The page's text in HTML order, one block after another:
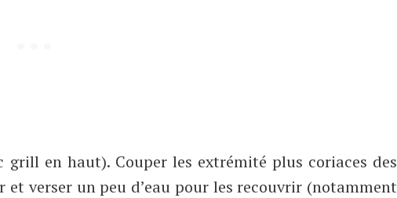
grill en haut). Couper les extrémité plus coriaces des
et verser un peu d’eau pour les recouvrir (notamment